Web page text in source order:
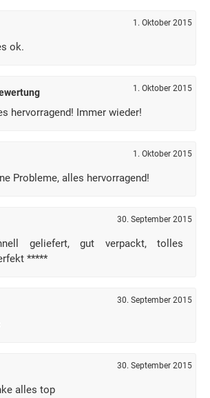
1. Oktober 2015
ok.
1. Oktober 2015
hervorragend! Immer wieder!
1. Oktober 2015
Probleme, alles hervorragend!
30. September 2015
geliefert, gut verpackt, tolles
*****
30. September 2015
30. September 2015
alles top